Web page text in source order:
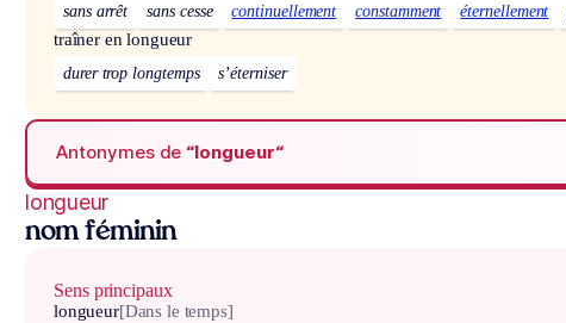
sans arrêt sans cesse continuellement constamment éternellement
traîner en longueur
durer trop longtemps s’éterniser
Antonymes de “longueur“
longueur
nom féminin
Sens principaux
longueur[Dans le temps]